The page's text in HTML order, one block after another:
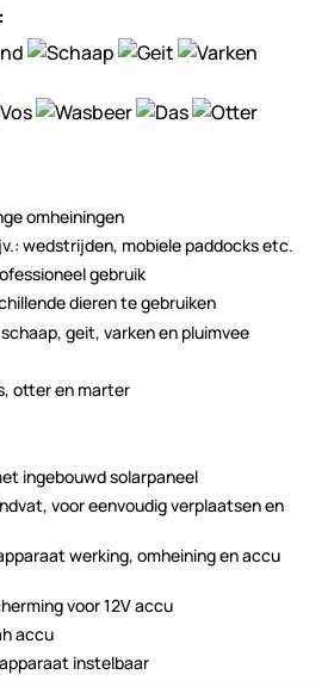
omheiningen
wedstrijden, mobiele paddocks etc.
gebruik
dieren te gebruiken
geit, varken en pluimvee
otter en marter
ingebouwd solarpaneel
voor eenvoudig verplaatsen en
werking, omheining en accu
voor 12V accu
accu
instelbaar